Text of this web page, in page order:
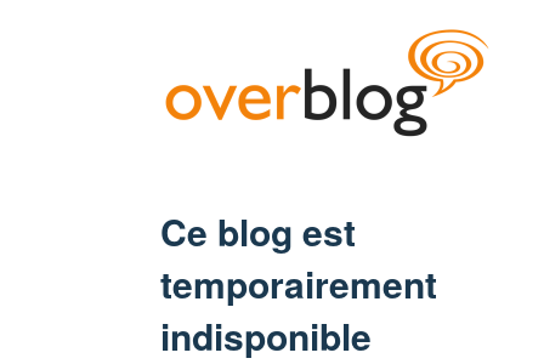
Ce blog est
temporairement
indisponible